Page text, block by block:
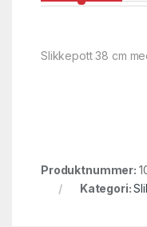
Slikkepott 38 cm
Produktnummer:
Kategori: